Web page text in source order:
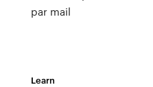
par mail
Learn